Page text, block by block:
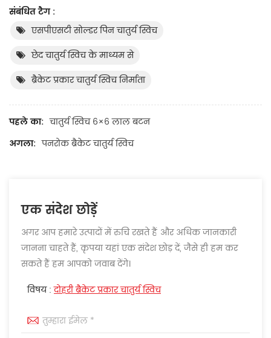
संबंधित टैग :
एसपीएसटी सोल्डर पिन चातुर्य स्विच
छेद चातुर्य स्विच के माध्यम से
ब्रैकेट प्रकार चातुर्य स्विच निर्माता
पहले का: चातुर्य स्विच 6×6 लाल बटन
अगला: पनरोक ब्रैकेट चातुर्य स्विच
एक संदेश छोड़ें
अगर आप हमारे उत्पादों में रुचि रखते हैं और अधिक जानकारी
जानना चाहते हैं, कृपया यहां एक संदेश छोड़ दें, जैसे ही हम कर
सकते हैं हम आपको जवाब देंगे।
विषय :दोहरी ब्रैकेट प्रकार चातुर्य स्विच